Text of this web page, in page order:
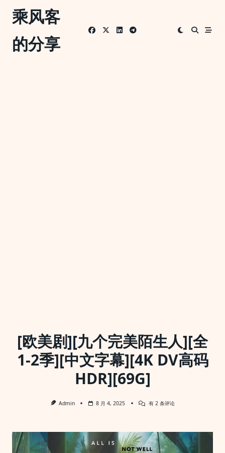
乘风客
的分享
[欧美剧][九个完美陌生人][全
1-2季][中文字幕][4K DV高码
HDR][69G]
Admin 8 月 4, 2025
[欧
个
完
美
有 2 条评论